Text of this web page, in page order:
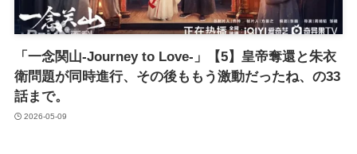
「一念関山-Journey to Love-」【5】皇帝奪還と朱衣
衛問題が同時進行、その後ももう激動だったね、の33
話まで。
2026-05-09